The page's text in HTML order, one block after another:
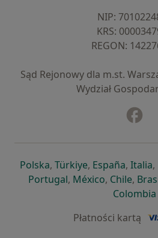
NIP:
KRS:
REGON:
Sąd Rejonowy dla m.st.
Wydział
Polskaotwiera się w nowej
, Türkiyeotwiera się w
, España, Italia,
Portugalotwiera się w
, Méxicootwiera się
, Chile,
Colombia
Płatności kartą